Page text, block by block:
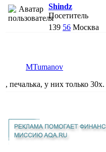
Shindz
Посетитель
139 56 Москва
MTumanov
, печалька, у них только